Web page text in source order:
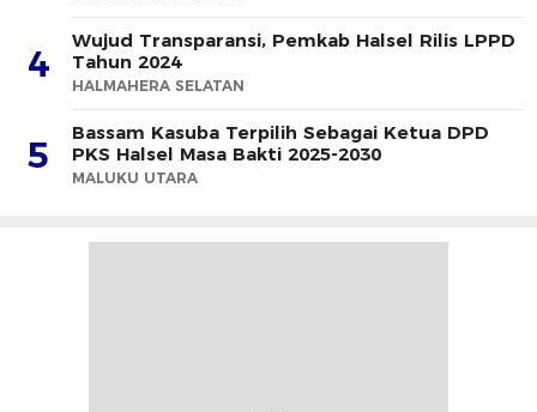
4
Wujud Transparansi, Pemkab Halsel Rilis LPPD
Tahun 2024
HALMAHERA SELATAN
5
Bassam Kasuba Terpilih Sebagai Ketua DPD
PKS Halsel Masa Bakti 2025-2030
MALUKU UTARA